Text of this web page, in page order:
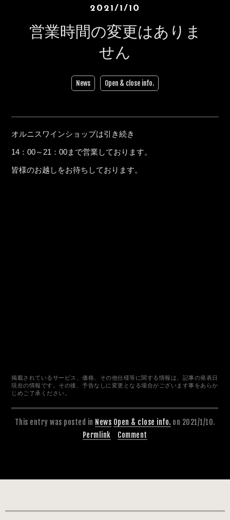
2021/1/10
営業時間の変更はありま
せん
News Open & close info.
オルニスワインショップは引き続き
14：00～21：00まで営業しております。
皆様のお越しをお待ちしております。
掲載されているサービス、価格、その他仕様等に関する情報は、記事の発表日
現在の情報です。その後、予告なしに変更となる場合がございます事をあらか
じめご了承ください。
This entry was posted in News Open & close info. on 2021/1/10.
Permlink
Comment